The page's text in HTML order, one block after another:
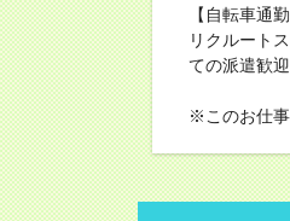
【自転車通
リクルート
ての派遣歓
※このお仕事